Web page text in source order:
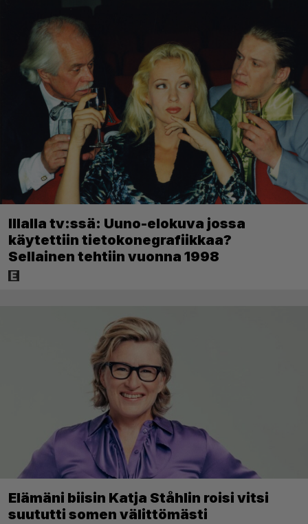
Illalla tv:ssä: Uuno-elokuva jossa
käytettiin tietokonegrafiikkaa?
Sellainen tehtiin vuonna 1998
Elämäni biisin Katja Ståhlin roisi vitsi
suututti somen välittömästi